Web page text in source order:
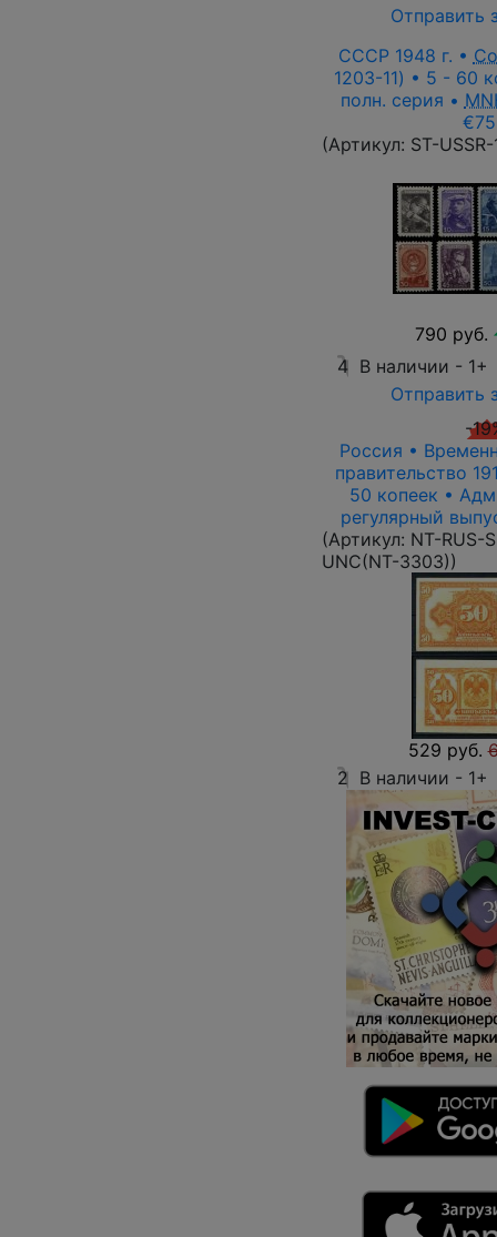
Отправить
СССР 1948 г. •
1203-11) • 5 - 60
полн. серия •
(Артикул: ST-
790 руб.
4 В наличии - 1+
Отправить
-
Россия •
правительство
50 копеек •
регулярный
(Артикул: NT-RUS-
UNC(NT-3303))
529 руб.
2 В наличии - 1+
Отправить